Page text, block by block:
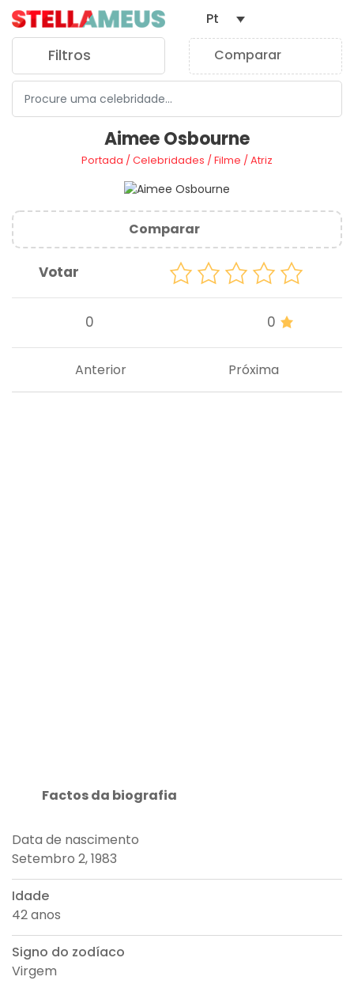
Filtros Comparar
Pt
Aimee Osbourne
Portada /Celebridades /Filme /Atriz
Comparar
Votar
0 0
Próxima
Anterior
Factos da biografia
Data de nascimento
Setembro 2, 1983
Idade
42 anos
Signo do zodíaco
Virgem